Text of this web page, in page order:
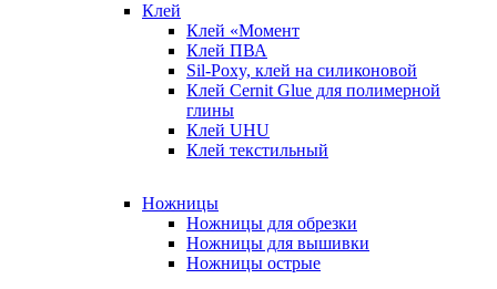
Клей
Клей «Момент
Клей ПВА
Sil-Poxy, клей на силиконовой
Клей Cernit Glue для полимерной
глины
Клей UHU
Клей текстильный
Ножницы
Ножницы для обрезки
Ножницы для вышивки
Ножницы острые